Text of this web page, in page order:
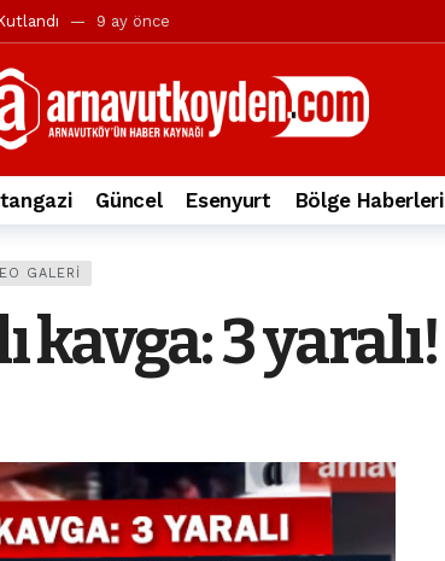
9 ay önce
Candaroğlu’na yönelik suçlamalar 10 ay önce
2 yıl önce
alev yandı. 2 yıl önce
gösterisi düzenledi 2 yıl önce
devrildi
yolcu öldü 3 yıl önce
3 yıl önce
Güncel Esenyurt Bölge Haberleri
GALERI
kavga: 3 yaralı!